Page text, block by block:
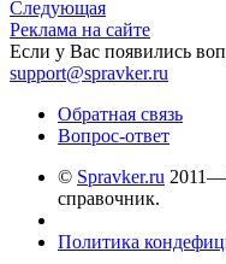
Следующая
Реклама на сайте
Если у Вас появились
support@spravker.ru
Обратная связь
Вопрос-ответ
© Spravker.ru
справочник.
Политика